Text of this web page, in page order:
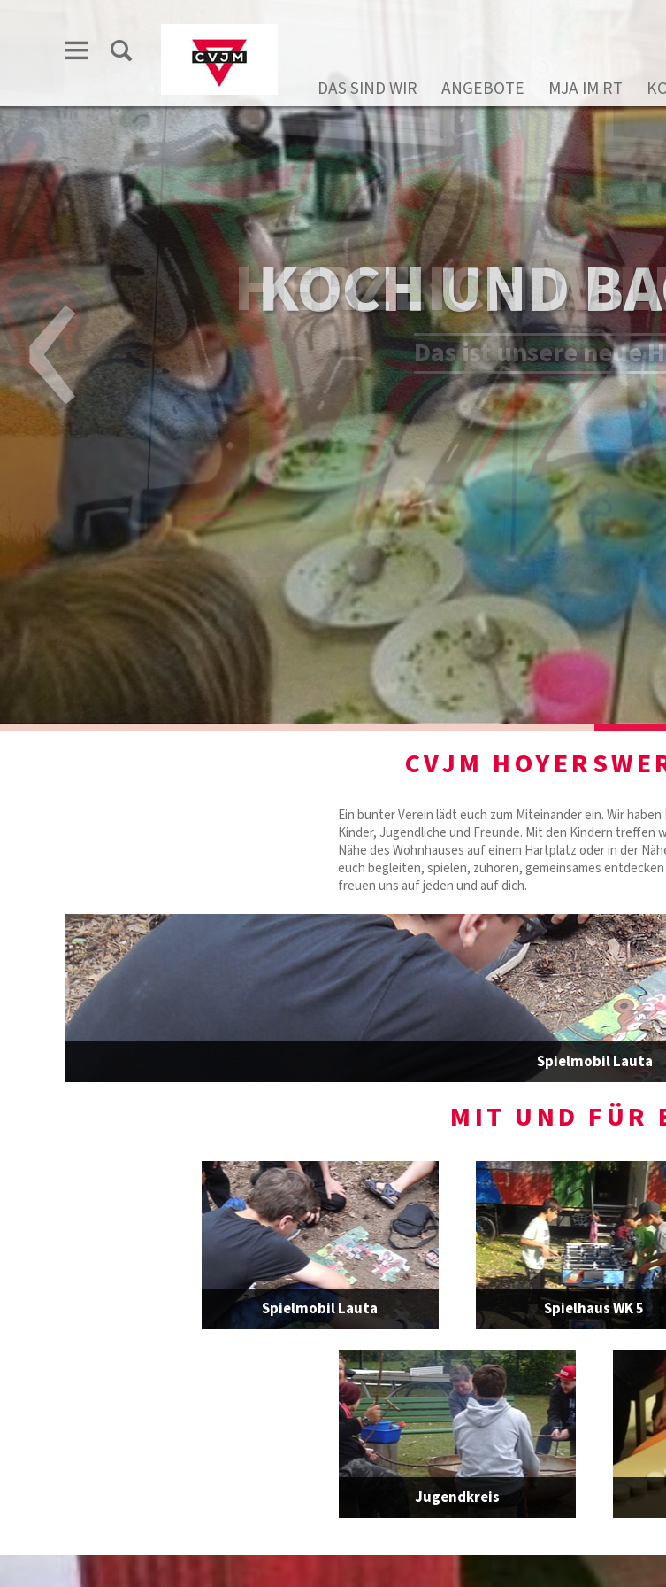
DAS SIND WIR ANGEBOTE MJA IM RT
‹ KOCH UND
HERZLICH
Das ist unsere neue
CVJM
Ein bunter Verein lädt euch zum Miteinander ein. Wir
Kinder, Jugendliche und Freunde. Mit den Kindern treffen
Nähe des Wohnhauses auf einem Hartplatz oder in der
euch begleiten, spielen, zuhören, gemeinsames
freuen uns auf jeden und auf dich.
Spielmobil Lauta
MIT UND FÜR
Spielmobil Lauta Spielhaus WK 5
Jugendkreis